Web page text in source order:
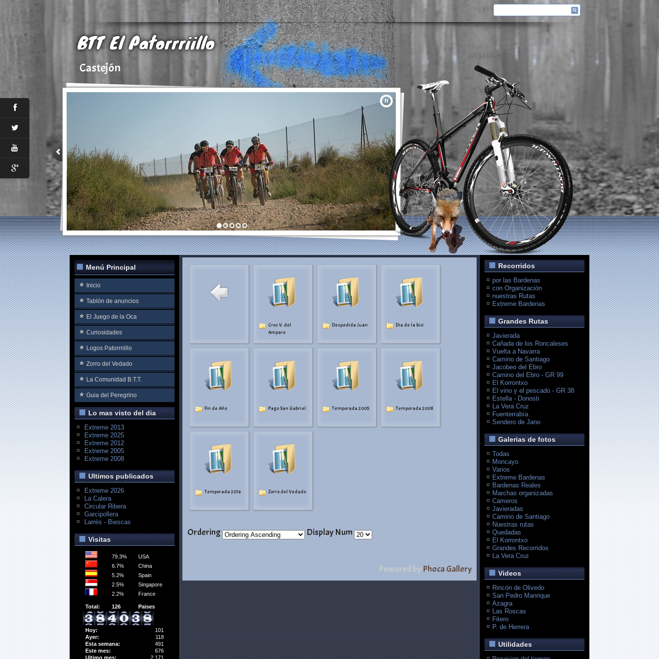
BTT El Patorrriillo
Castejón
Menú Principal
Inicio
Tablón de anuncios
El Juego de la Oca
Curiosidades
Logos Patorrriillo
Zorro del Vedado
La Comunidad B.T.T.
Guia del Peregrino
Lo mas visto del dia
Extreme 2013
Extreme 2025
Extreme 2012
Extreme 2005
Extreme 2008
Ultimos publicados
Extreme 2026
La Calera
Circular Ribera
Garcipollera
Larrés - Biescas
Visitas
79.3%
USA
6.7%
China
5.2%
Spain
2.5%
Singapore
2.2%
France
Total: 126 Paises
Hoy:
101
Ayer:
118
Esta semana:
491
Este mes:
676
Ultimo mes:
2,171
Cros V. del
Amparo
Despedida Juan Dia de la bici
Fin de Año Pago San Gabriel Temporada 2005 Temporada 2008
Temporada 2016 Zorro del Vedado
Ordering Display Num
Powered by Phoca Gallery
Recorridos
por las Bardenas
con Organización
nuestras Rutas
Extreme Bardenas
Grandes Rutas
Javierada
Cañada de los Roncaleses
Vuelta a Navarra
Camino de Santiago
Jacobeo del Ebro
Camino del Ebro - GR 99
El Korrontxo
El vino y el pescado - GR 38
Estella - Donosti
La Vera Cruz
Fuenterrabía
Sendero de Jano
Galerias de fotos
Todas
Moncayo
Varios
Extreme Bardenas
Bardenas Reales
Marchas organizadas
Cameros
Javieradas
Camino de Santiago
Nuestras rutas
Quedadas
El Korrontxo
Grandes Recorridos
La Vera Cruz
Videos
Rincón de Olivedo
San Pedro Manrique
Azagra
Las Roscas
Fitero
P. de Herrera
Utilidades